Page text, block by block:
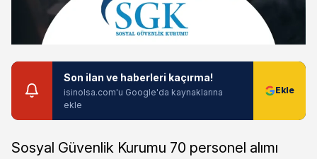
Son ilan ve haberleri kaçırma!
isinolsa.com'u Google'da kaynaklarına
ekle
Sosyal Güvenlik Kurumu 70 personel alımı